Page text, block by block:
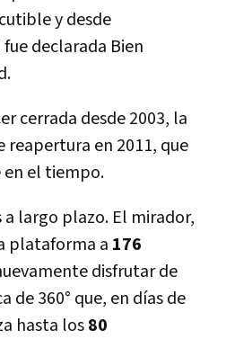
y desde
declarada Bien
cerrada desde 2003, la
en 2011, que
en el tiempo.
a largo plazo. El mirador,
plataforma a 176
disfrutar de
de 360° que, en días de
hasta los80